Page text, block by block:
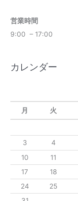
営業時間
9:00 – 17:00
カレンダー
月 火
3
4
10
11
17
18
24
25